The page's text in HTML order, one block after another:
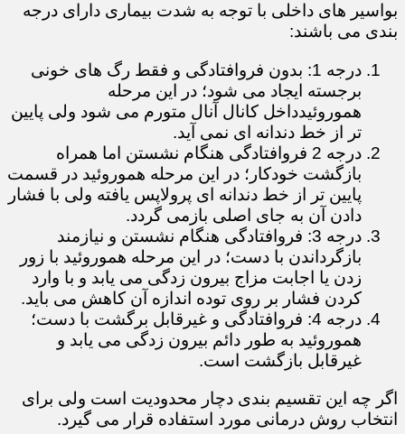
بواسیر های داخلی با توجه به شدت بیماری دارای درجه
بندی می باشند:
درجه 1: بدون فروافتادگی و فقط رگ های خونی
برجسته ایجاد می شود؛ در این مرحله
هموروئیدداخل کانال آنال متورم می شود ولی پایین
تر از خط دندانه ای نمی آید.
درجه 2 فروافتادگی هنگام نشستن اما همراه
بازگشت خودکار؛ در این مرحله هموروئید در قسمت
پایین تر از خط دندانه ای پرولاپس یافته ولی با فشار
دادن آن به جای اصلی بازمی گردد.
درجه 3: فروافتادگی هنگام نشستن و نیازمند
بازگرداندن با دست؛ در این مرحله هموروئید با زور
زدن یا اجابت مزاج بیرون زدگی می یابد و با وارد
کردن فشار بر روی توده اندازه آن کاهش می باید.
درجه 4: فروافتادگی و غیرقابل برگشت با دست؛
هموروئید به طور دائم بیرون زدگی می یابد و
غیرقابل بازگشت است.
اگر چه این تقسیم بندی دچار محدودیت است ولی برای
انتخاب روش درمانی مورد استفاده قرار می گیرد.